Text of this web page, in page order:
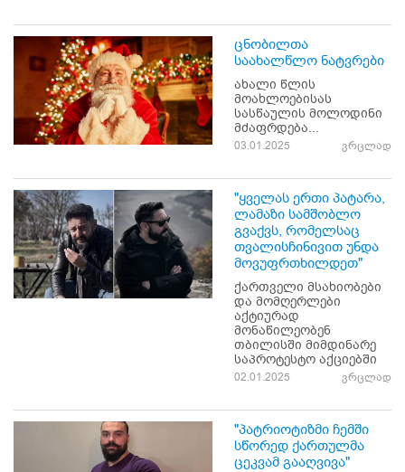
ცნობილთა
საახალწლო ნატვრები
ახალი წლის
მოახლოებისას
სასწაულის მოლოდინი
მძაფრდება...
03.01.2025 ვრცლად
"ყველას ერთი პატარა,
ლამაზი სამშობლო
გვაქვს, რომელსაც
თვალისჩინივით უნდა
მოვუფრთხილდეთ"
ქართველი მსახიობები
და მომღერლები
აქტიურად
მონაწილეობენ
თბილისში მიმდინარე
საპროტესტო აქციებში
02.01.2025 ვრცლად
"პატრიოტიზმი ჩემში
სწორედ ქართულმა
ცეკვამ გააღვივა"